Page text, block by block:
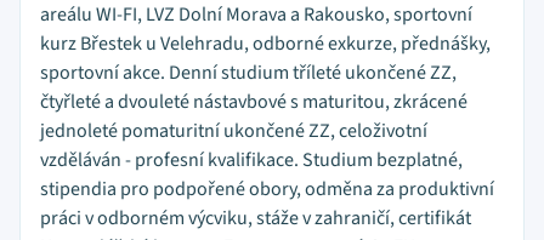
areálu WI-FI, LVZ Dolní Morava a Rakousko, sportovní
kurz Břestek u Velehradu, odborné exkurze, přednášky,
sportovní akce. Denní studium tříleté ukončené ZZ,
čtyřleté a dvouleté nástavbové s maturitou, zkrácené
jednoleté pomaturitní ukončené ZZ, celoživotní
vzděláván - profesní kvalifikace. Studium bezplatné,
stipendia pro podpořené obory, odměna za produktivní
práci v odborném výcviku, stáže v zahraničí, certifikát